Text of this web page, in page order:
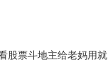
股票斗地主给老妈用就